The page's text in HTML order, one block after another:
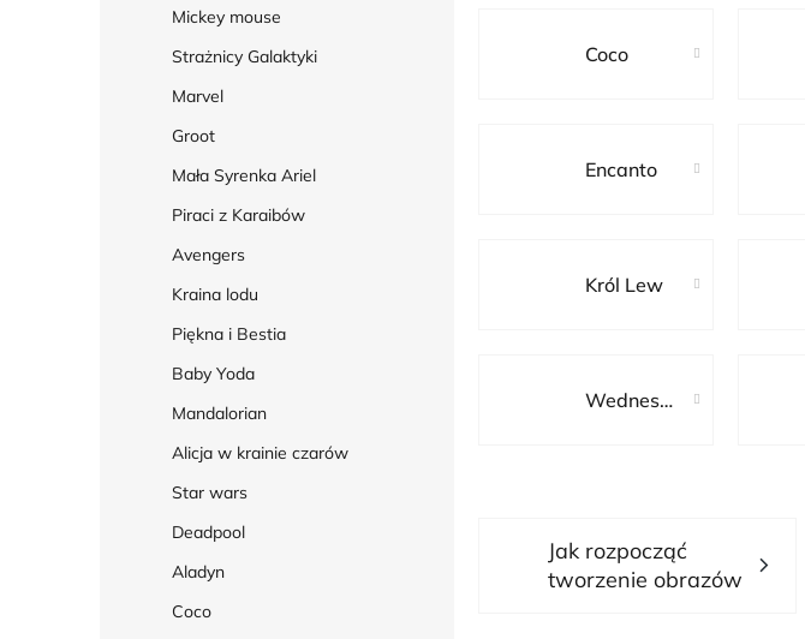
Mickey mouse
Strażnicy Galaktyki
Marvel
Groot
Mała Syrenka Ariel
Piraci z Karaibów
Avengers
Kraina lodu
Piękna i Bestia
Baby Yoda
Mandalorian
Alicja w krainie czarów
Star wars
Deadpool
Aladyn
Coco
Coco
Encanto
Król Lew
Wednesday
Jak rozpocząć
tworzenie obrazów